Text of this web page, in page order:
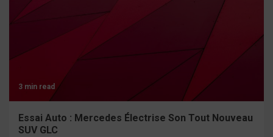
3 min read
Essai Auto : Mercedes Électrise Son Tout Nouveau
SUV GLC